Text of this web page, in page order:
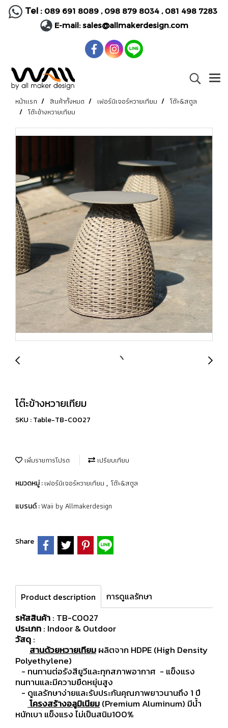
Tel : 089 691 8089, 098 879 8034 , 081 498 7283
E-mail:sales@allmakerdesign.com
หน้าแรก สินค้าทั้งหมด เฟอร์นิเจอร์หวายเทียม
โต๊ะ&สตูล
โต๊ะข้างหวายเทียม
โต๊ะข้างหวายเทียม
SKU : Table-TB-C0027
เพิ่มรายการโปรด เปรียบเทียบ
หมวดหมู่ :เฟอร์นิเจอร์หวายเทียม , โต๊ะ&สตูล
แบรนด์ :Waii by Allmakerdesign
Share
Product description การดูแลรักษา
รหัสสินค้า: TB-C0027
ประเภท: Indoor & Outdoor
วัสดุ:
สานด้วยหวายเทียมผลิตจาก HDPE (High Density
Polyethylene)
- ทนทานต่อรังสียูวีและทุกสภาพอากาศ - แข็งแรง
ทนทานและมีความยืดหยุ่นสูง
- ดูแลรักษาง่ายและรับประกันคุณภาพยาวนานถึง 1 ปี
โครงสร้างอลูมิเนียม(Premium Aluminum) มีน้ำ
หนักเบา แข็งแรง ไม่เป็นสนิม100%